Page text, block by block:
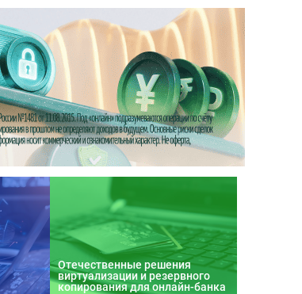
Отечественные решения
виртуализации и резервного
копирования для онлайн-банка